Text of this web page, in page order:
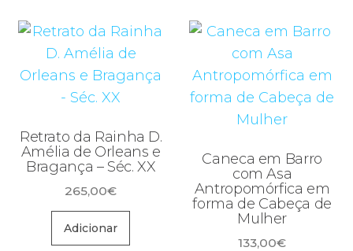
Retrato da Rainha D.
Amélia de Orleans e
Bragança – Séc. XX
265,00€
Adicionar
Caneca em Barro
com Asa
Antropomórfica em
forma de Cabeça de
Mulher
133,00€